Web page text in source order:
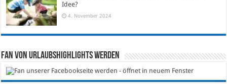
Idee?
4. November 2024
Fan von Urlaubshighlights werden